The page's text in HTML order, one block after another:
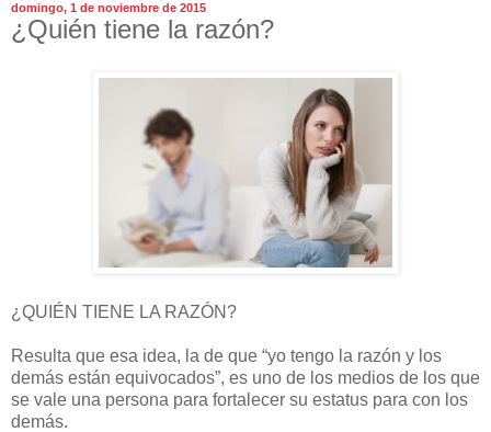
domingo, 1 de noviembre de 2015
¿Quién tiene la razón?
¿QUIÉN TIENE LA RAZÓN?
Resulta que esa idea, la de que “yo tengo la razón y los
demás están equivocados”, es uno de los medios de los que
se vale una persona para fortalecer su estatus para con los
demás.